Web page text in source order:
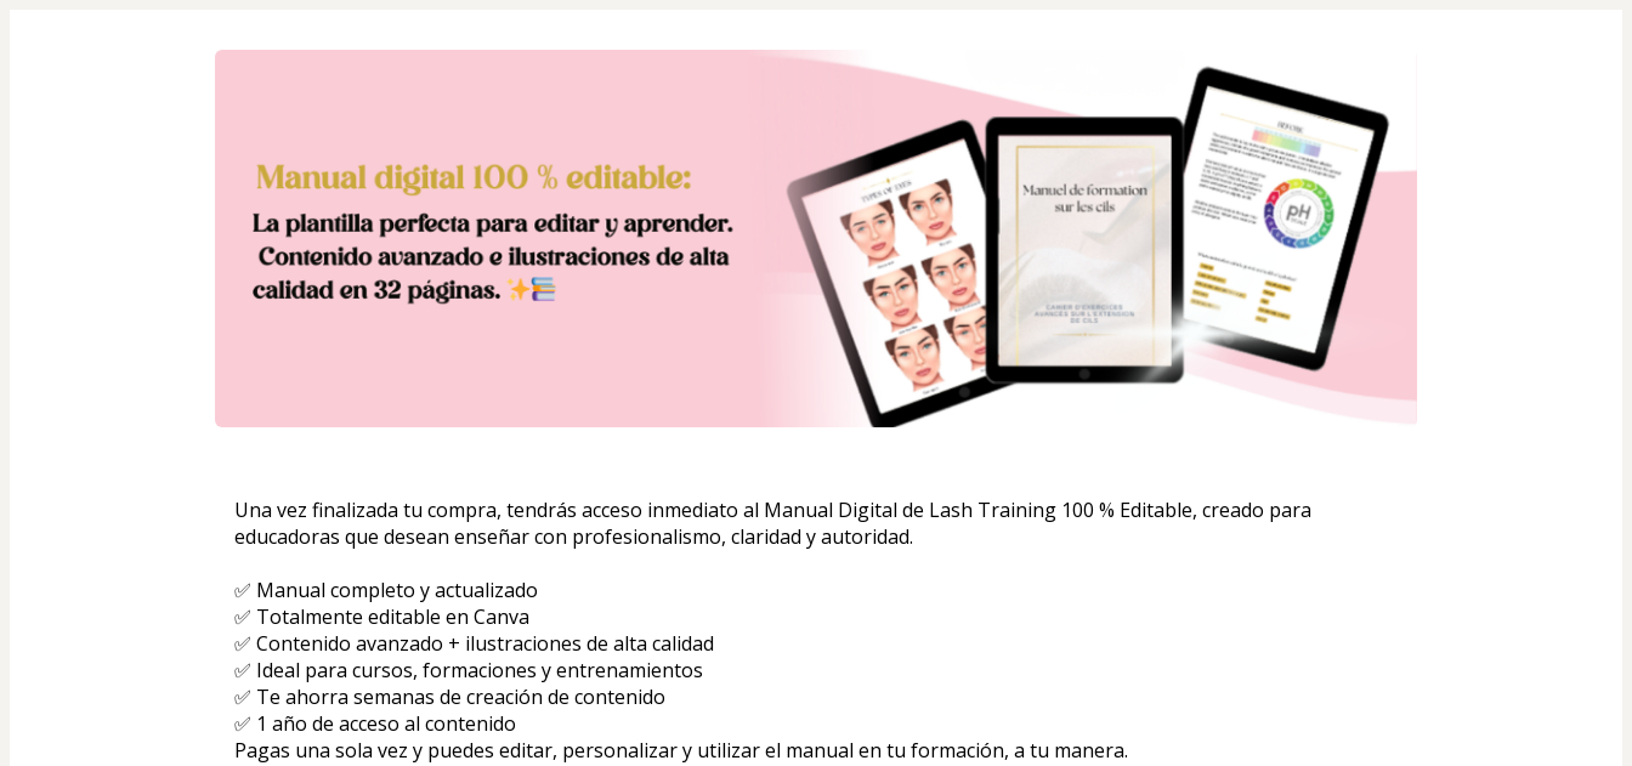
Una vez finalizada tu compra, tendrás acceso inmediato al Manual Digital de Lash Training 100 % Editable, creado para
educadoras que desean enseñar con profesionalismo, claridad y autoridad.
✅ Manual completo y actualizado
✅ Totalmente editable en Canva
✅ Contenido avanzado + ilustraciones de alta calidad
✅ Ideal para cursos, formaciones y entrenamientos
✅ Te ahorra semanas de creación de contenido
✅ 1 año de acceso al contenido
Pagas una sola vez y puedes editar, personalizar y utilizar el manual en tu formación, a tu manera.